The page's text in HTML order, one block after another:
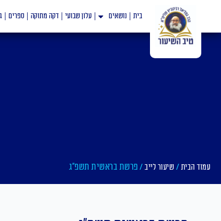
בית נושאים עלון שבועי דקה מתוקה ספרים
עמוד הבית / שיעור לייב / פרשת בראשית תשפ"ג